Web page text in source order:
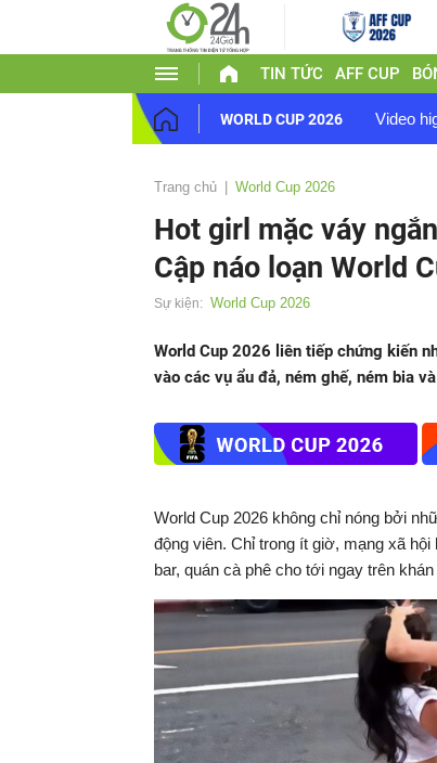
TIN TỨC AFF CUP
WORLD CUP 2026 Video
Trang chủ World Cup 2026
Hot girl mặc váy
Cập náo loạn World
Sự kiện: World Cup 2026
World Cup 2026 liên tiếp chứng kiến
vào các vụ ẩu đả, ném ghế, ném bia
World Cup 2026 không chỉ nóng bởi
động viên. Chỉ trong ít giờ, mạng xã
bar, quán cà phê cho tới ngay trên